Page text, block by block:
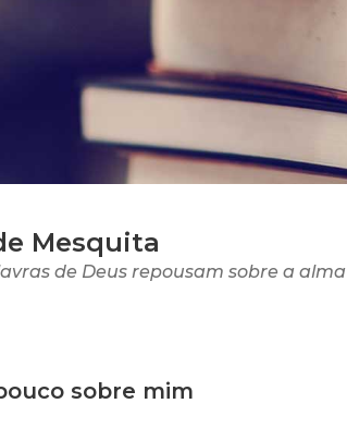
Mesquita
de Deus repousam sobre a alma
sobre mim